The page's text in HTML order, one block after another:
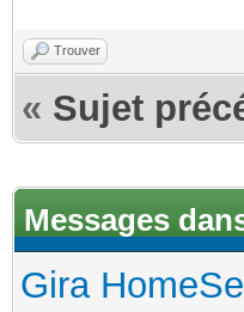
Trouver
« Sujet
Messages
Gira